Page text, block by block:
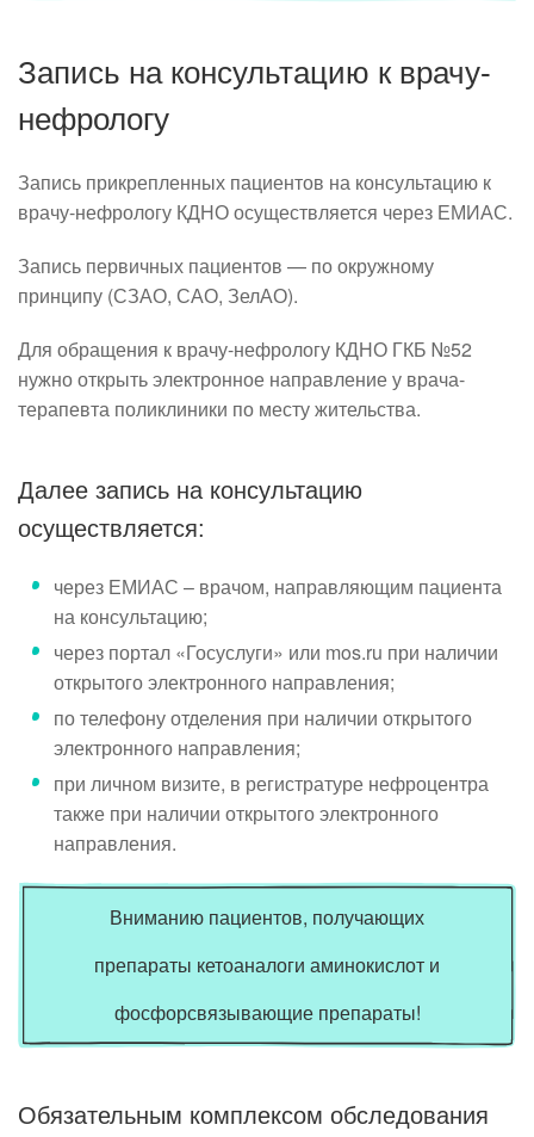
Запись на консультацию к врачу-
нефрологу
Запись прикрепленных пациентов на консультацию к
врачу-нефрологу КДНО осуществляется через ЕМИАС.
Запись первичных пациентов — по окружному
принципу (СЗАО, САО, ЗелАО).
Для обращения к врачу-нефрологу КДНО ГКБ №52
нужно открыть электронное направление у врача-
терапевта поликлиники по месту жительства.
Далее запись на консультацию
осуществляется:
через ЕМИАС – врачом, направляющим пациента
на консультацию;
через портал «Госуслуги» или mos.ru при наличии
открытого электронного направления;
по телефону отделения при наличии открытого
электронного направления;
при личном визите, в регистратуре нефроцентра
также при наличии открытого электронного
направления.
Вниманию пациентов, получающих
препараты кетоаналоги аминокислот и
фосфорсвязывающие препараты!
Обязательным комплексом обследования